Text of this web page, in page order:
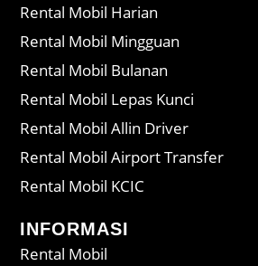
Rental Mobil Harian
Rental Mobil Mingguan
Rental Mobil Bulanan
Rental Mobil Lepas Kunci
Rental Mobil Allin Driver
Rental Mobil Airport Transfer
Rental Mobil KCIC
INFORMASI
Rental Mobil